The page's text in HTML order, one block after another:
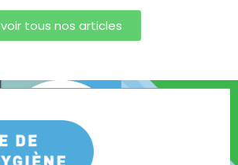
voir tous nos articles